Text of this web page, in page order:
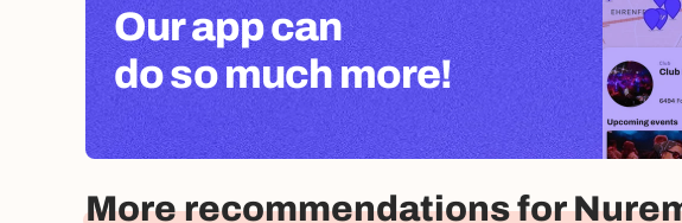
Our app can
do so much more!
More recommendations for